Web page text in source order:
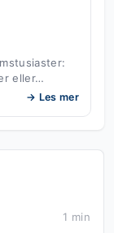
eller…
→ Les mer
1 min